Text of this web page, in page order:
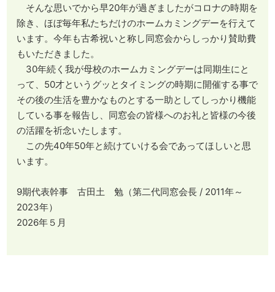
そんな思いでから早20年が過ぎましたがコロナの時期を
除き、ほぼ毎年私たちだけのホームカミングデーを行えて
います。今年も古希祝いと称し同窓会からしっかり賛助費
もいただきました。
30年続く我が母校のホームカミングデーは同期生にと
って、50才というグッとタイミングの時期に開催する事で
その後の生活を豊かなものとする一助としてしっかり機能
している事を報告し、同窓会の皆様へのお礼と皆様の今後
の活躍を祈念いたします。
この先40年50年と続けていける会であってほしいと思
います。
9期代表幹事 古田土 勉（第二代同窓会長 / 2011年～
2023年）
2026年５月